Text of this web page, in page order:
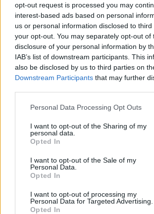
opt-out request is processed you may
interest-based ads based on personal
us or personal information disclosed to
your opt-out. You may separately opt-out of
disclosure of your personal information by
IAB’s list of downstream participants. This
also be disclosed by us to third parties on
Downstream Participants that may further
Please note that this website/app uses one
not limited to your visit or usage behaviour.
grant or deny consent to Google and its
use your data for below specified purposes
consent section.
Personal Data Processing Opt Outs
I want to opt-out of the Sharing of my
personal data.
Opted In
I want to opt-out of the Sale of my
Personal Data.
Opted In
I want to opt-out of processing my
Personal Data for Targeted Advertising.
Opted In
Bár az észak amerikai turnék
Swift country-pop énekesnő 112,7
bevétellel beelőzte a Bon Jovit, a
tekintetében viszont a Bon Jovi
millió dolláros bevétellel, megelőzve
észak amerikai turnék listájátITTa
koncertkörutakét pedigITTleshetitek
szemezgetni a listákat.
Címkék:koncert
Ajánlott bejegyzések: